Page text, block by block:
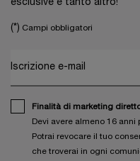
esclusive e tanto altro!
(*) Campi obbligatori
Iscrizione e-mail
Finalità di marketing
Devi avere almeno 16
Potrai revocare il tuo
che troverai in ogni